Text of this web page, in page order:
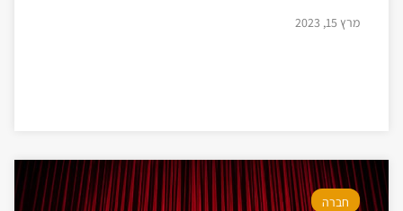
מרץ 15, 2023
חברה